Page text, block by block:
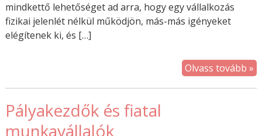
mindkettő lehetőséget ad arra, hogy egy vállalkozás
fizikai jelenlét nélkül működjön, más-más igényeket
elégítenek ki, és […]
Olvass tovább »
Pályakezdők és fiatal
munkavállalók